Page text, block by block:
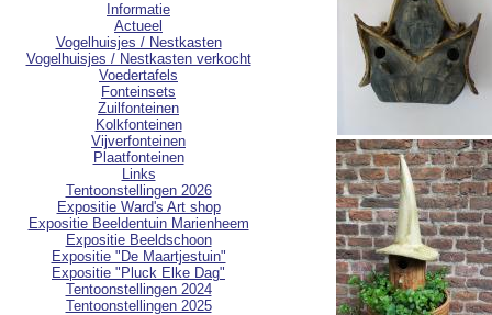
Informatie
Actueel
Vogelhuisjes / Nestkasten
Vogelhuisjes / Nestkasten verkocht
Voedertafels
Fonteinsets
Zuilfonteinen
Kolkfonteinen
Vijverfonteinen
Plaatfonteinen
Links
Tentoonstellingen 2026
Expositie Ward's Art shop
Expositie Beeldentuin Marienheem
Expositie Beeldschoon
Expositie "De Maartjestuin"
Expositie "Pluck Elke Dag"
Tentoonstellingen 2024
Tentoonstellingen 2025